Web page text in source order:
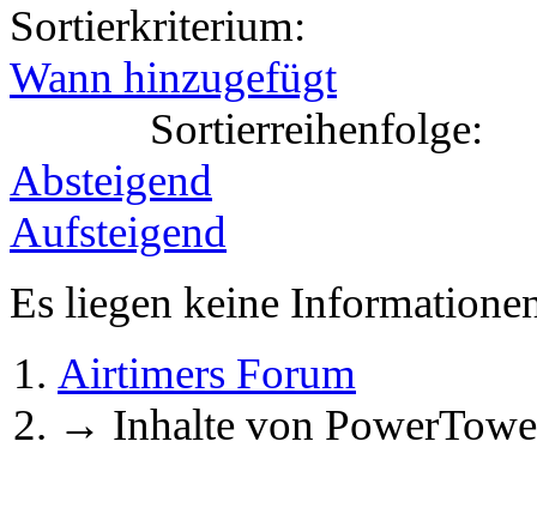
Sortierkriterium:
Wann hinzugefügt
Sortierreihenfolge:
Absteigend
Aufsteigend
Es liegen keine
Airtimers Forum
→ Inhalte von